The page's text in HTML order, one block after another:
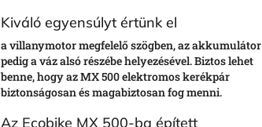
Kiváló egyensúlyt értünk el
a villanymotor megfelelő szögben, az akkumulátor
pedig a váz alsó részébe helyezésével. Biztos lehet
benne, hogy az MX 500 elektromos kerékpár
biztonságosan és magabiztosan fog menni.
Az Ecobike MX 500-ba épített